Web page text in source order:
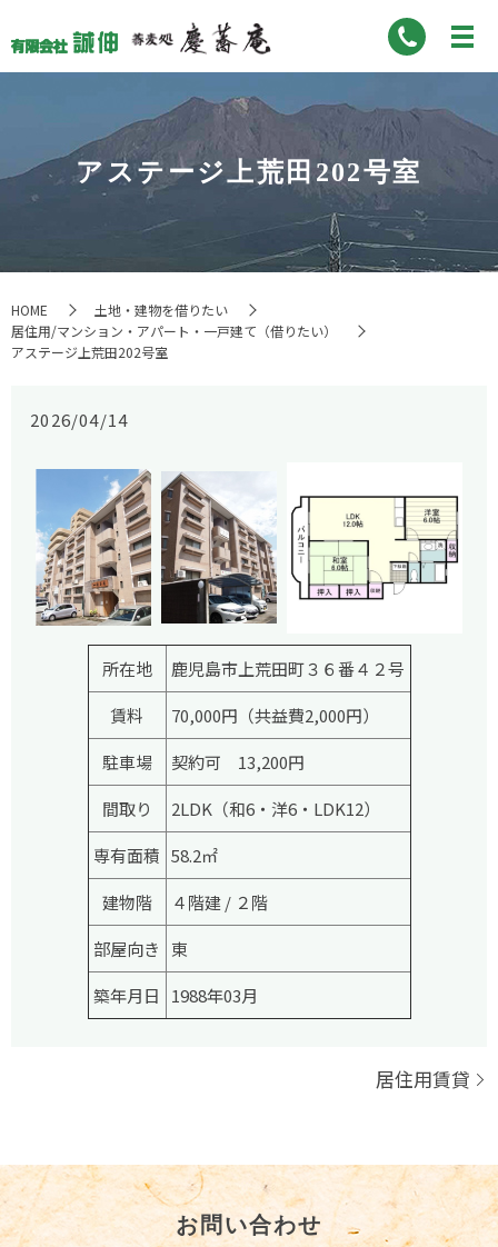
アステージ上荒田202号室
HOME
土地・建物を借りたい
居住用/マンション・アパート・一戸建て（借りたい）
アステージ上荒田202号室
2026/04/14
所在地
鹿児島市上荒田町３６番４２号
賃料
70,000円（共益費2,000円）
駐車場
契約可 13,200円
間取り
2LDK（和6・洋6・LDK12）
専有面積 58.2㎡
建物階
４階建 / ２階
部屋向き
東
築年月日
1988年03月
居住用賃貸
お問い合わせ